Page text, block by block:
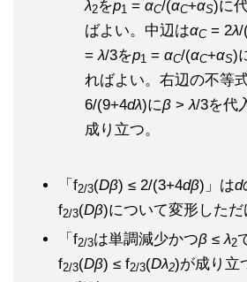
λ2をp1 = αC/(αC+αS)に
ばよい。中辺はαC= 2λ/
= λ/3をp1 = αC/(αC+αS)
ればよい。右辺の不等
6/(9+4dλ)にβ > λ/3を代
成り立つ。
「f2/3(Dβ) ≤ 2/(3+4dβ)」はd
f2/3(Dβ)について変形しただ
「f2/3は単調減少かつβ ≤ λ2
f2/3(Dβ) ≤ f2/3(Dλ2)が成り立